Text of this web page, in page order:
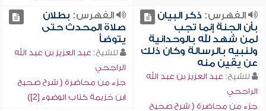
الفهرس: ذكر البيان
بأن الجنة إنما تجب
لمن شهد لله بالوحدانية
ولنبيه بالرسالة وكان ذلك
عن يقين منه
للشيخ: عبد العزيز بن عبد الله
الراجحي
جزء من محاضرة ( شرح صحيح
الفهرس: بطلان
صلاة المحدث حتى
يتوضأ
للشيخ: عبد العزيز بن عبد الله
الراجحي
جزء من محاضرة ( شرح صحيح
ابن خزيمة كتاب الوضوء [2])